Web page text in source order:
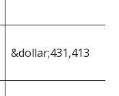
&dollar;431,413